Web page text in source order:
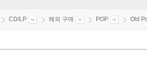
CD/LP 해외 구매 POP Old